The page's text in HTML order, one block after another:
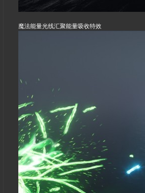
魔法能量光线汇聚能量吸收特效